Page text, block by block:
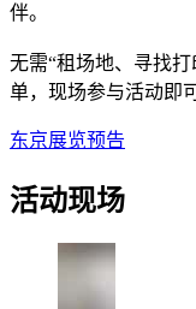
伴。
无需“租场地、寻找
单，现场参与活动即
东京展览预告
活动现场